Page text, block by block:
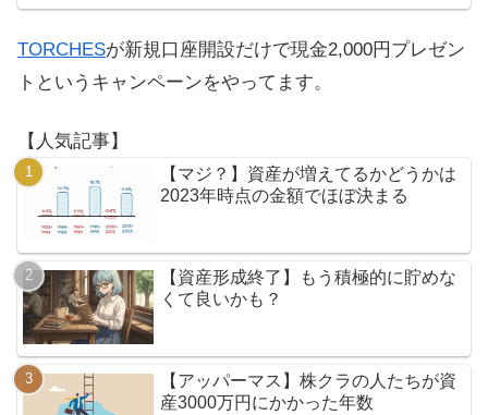
TORCHESが新規口座開設だけで現金2,000円プレゼン
トというキャンペーンをやってます。
【人気記事】
【マジ？】資産が増えてるかどうかは
2023年時点の金額でほぼ決まる
【資産形成終了】もう積極的に貯めな
くて良いかも？
【アッパーマス】株クラの人たちが資
産3000万円にかかった年数